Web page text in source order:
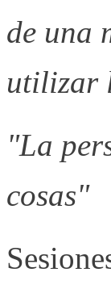
de una
utilizar
"La
cosas"